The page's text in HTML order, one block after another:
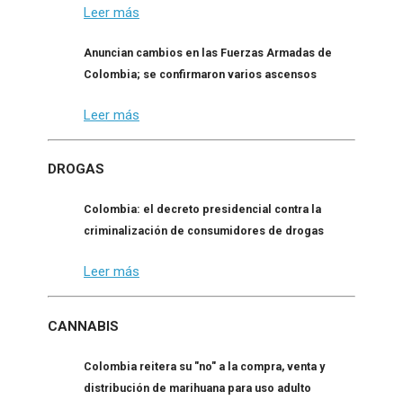
Leer más
Anuncian cambios en las Fuerzas Armadas de
Colombia; se confirmaron varios ascensos
Leer más
DROGAS
Colombia: el decreto presidencial contra la
criminalización de consumidores de drogas
Leer más
CANNABIS
Colombia reitera su "no" a la compra, venta y
distribución de marihuana para uso adulto